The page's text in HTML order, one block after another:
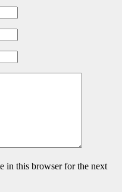
in this browser for the next